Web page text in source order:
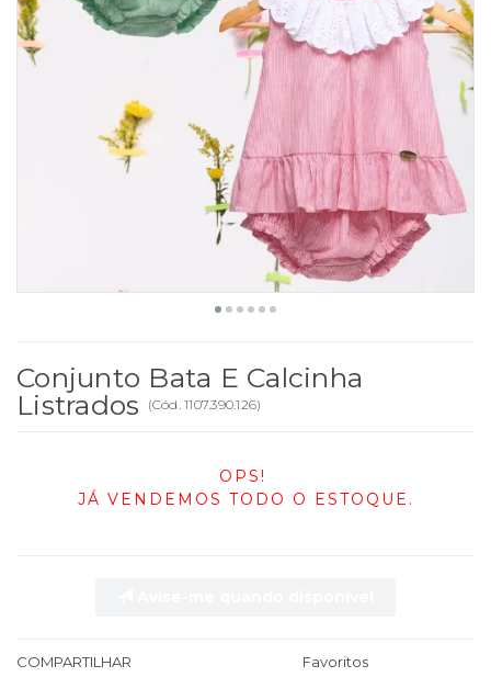
Conjunto Bata E Calcinha
Listrados
(Cód. 1107.390.126)
OPS!
JÁ VENDEMOS TODO O ESTOQUE.
COMPARTILHAR Favoritos